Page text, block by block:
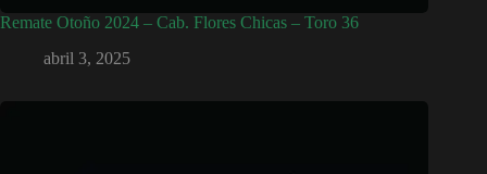
Remate Otoño 2024 – Cab. Flores Chicas – Toro 36
abril 3, 2025